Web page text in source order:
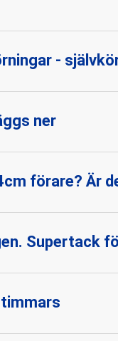
-
ner
förare? Är
Supertack